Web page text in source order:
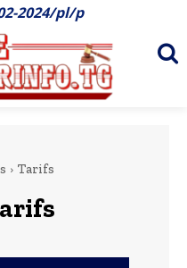
2024/pl/p
Tarifs